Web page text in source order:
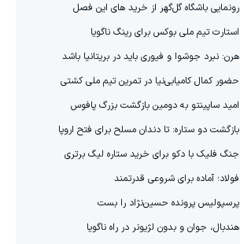
رونمایی باشگاه گل‌گهر از خرید های این فصل
استارت تیم ملی بوکس برای رینگ ناگویا
هرن: نبرد جوشوا و فیوری باید در بریتانیا باشد
حضور کمال کامیابی‌نیا در تمرین تیم ملی کشتی
امید ساپینتو به دومین بازگشت بزرگ پافوس
بازگشت دو ستاره: تا دندان مسلح برای فتح اروپا
جنگ فلیک با دکو برای خرید ستاره لیگ برتری
فولاد؛ آماده برای شروعی قدرتمند
پرسپولیس پرونده حسین‌نژاد را بست
هندبال، جوان و بدون لژیونر در راه ناگویا